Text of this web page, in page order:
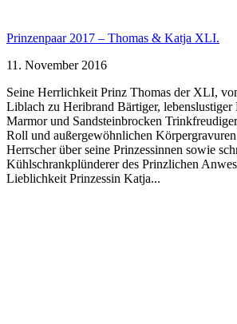
Prinzenpaar 2017 – Thomas & Katja XLI.
11. November 2016
Seine Herrlichkeit Prinz Thomas der XLI,
Liblach zu Heribrand Bärtiger, lebenslustiger
Marmor und Sandsteinbrocken
Roll und außergewöhnlichen
Herrscher über seine Prinzessinnen sowie
Kühlschrankplünderer des Prinzlichen
Lieblichkeit Prinzessin Katja...